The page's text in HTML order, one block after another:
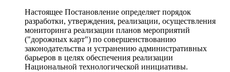
Настоящее Постановление определяет порядок
разработки, утверждения, реализации, осуществления
мониторинга реализации планов мероприятий
("дорожных карт") по совершенствованию
законодательства и устранению административных
барьеров в целях обеспечения реализации
Национальной технологической инициативы.